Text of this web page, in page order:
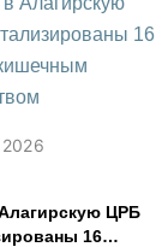
ЦРБ
16